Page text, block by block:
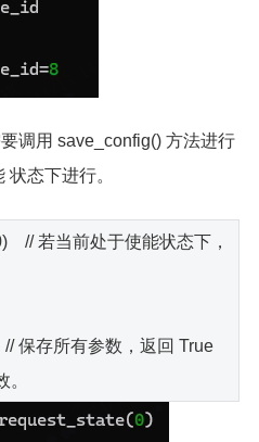
调用 save_config() 方法进行
态下进行。
// 若当前处于使能状态下，
存所有参数，返回 True